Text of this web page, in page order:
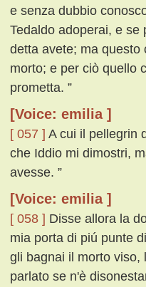
e senza dubbio
Tedaldo adoperai, e
detta avete; ma questo
morto; e per ciò quello
prometta. ”
[Voice: emilia ]
[ 057 ] A cui il pellegrin
che Iddio mi dimostri,
avesse. ”
[Voice: emilia ]
[ 058 ] Disse allora la
mia porta di piú punte
gli bagnai il morto viso,
parlato se n'è